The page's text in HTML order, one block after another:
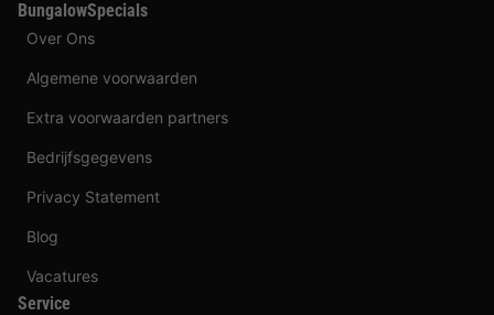
BungalowSpecials
Over Ons
Algemene voorwaarden
Extra voorwaarden partners
Bedrijfsgegevens
Privacy Statement
Blog
Vacatures
Service